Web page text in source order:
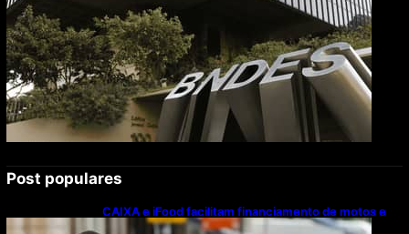
Post populares
CAIXA e iFood facilitam financiamento de motos e
bicicletas elétricas para entregadores